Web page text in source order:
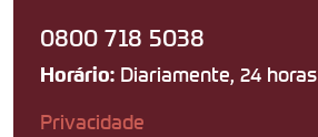
0800 718 5038
Horário: Diariamente, 24 horas
Privacidade